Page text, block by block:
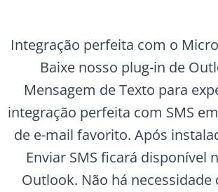
Integração perfeita com o
Baixe nosso plug-in de
Mensagem de Texto para
integração perfeita com SMS
de e-mail favorito. Após
Enviar SMS ficará disponível
Outlook. Não há